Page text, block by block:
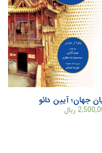
جهان؛ آیین دائو
ریال